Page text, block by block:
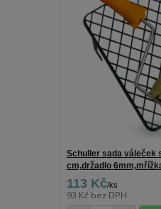
Schuller sada váleček
cm,držadlo
113 Kč/ks
93 Kč bez DPH